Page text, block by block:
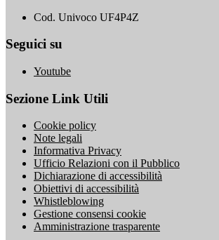
Cod. Univoco UF4P4Z
Seguici su
Youtube
Sezione Link Utili
Cookie policy
Note legali
Informativa Privacy
Ufficio Relazioni con il Pubblico
Dichiarazione di accessibilità
Obiettivi di accessibilità
Whistleblowing
Gestione consensi cookie
Amministrazione trasparente